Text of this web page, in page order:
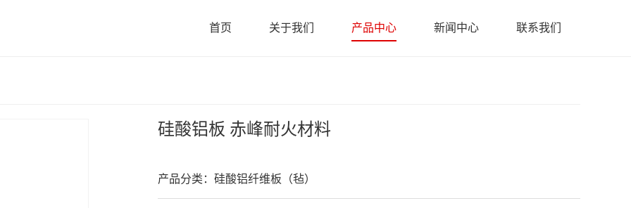
首页 关于我们 产品中心 新闻中心 联系我们
硅酸铝板 赤峰耐火材料
产品分类：硅酸铝纤维板（毡）